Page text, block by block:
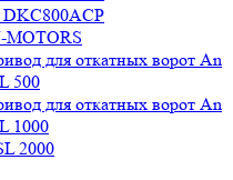
DKC800ACP
MOTORS
для откатных ворот An
500
для откатных ворот An
1000
2000